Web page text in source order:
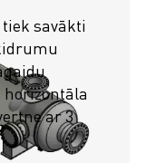
savākti
horizontāla
ar 3